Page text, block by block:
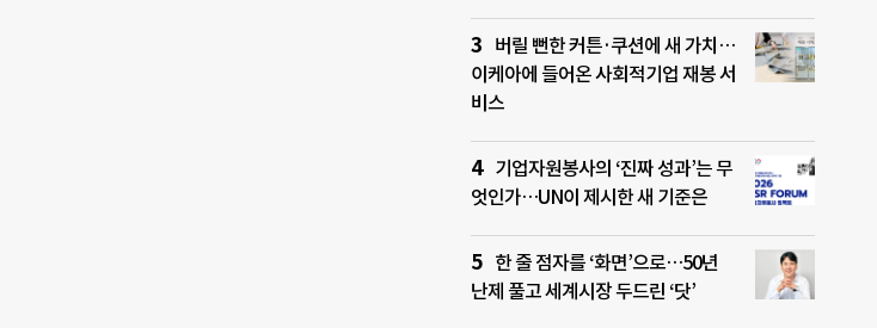
버릴 뻔한 커튼·쿠션에 새 가치…
이케아에 들어온 사회적기업 재봉 서
비스
기업자원봉사의 ‘진짜 성과’는 무
엇인가…UN이 제시한 새 기준은
한 줄 점자를 ‘화면’으로…50년
난제 풀고 세계시장 두드린 ‘닷’